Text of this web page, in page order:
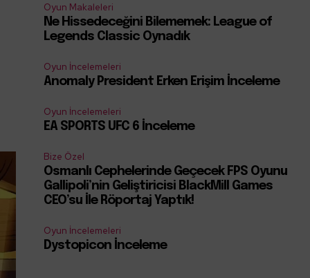
Oyun Makaleleri
Ne Hissedeceğini Bilememek: League of
Legends Classic Oynadık
Oyun İncelemeleri
Anomaly President Erken Erişim İnceleme
Oyun İncelemeleri
EA SPORTS UFC 6 İnceleme
Bize Özel
Osmanlı Cephelerinde Geçecek FPS Oyunu
Gallipoli’nin Geliştiricisi BlackMill Games
CEO’su İle Röportaj Yaptık!
Oyun İncelemeleri
Dystopicon İnceleme